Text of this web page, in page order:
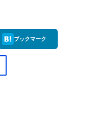
ブックマーク